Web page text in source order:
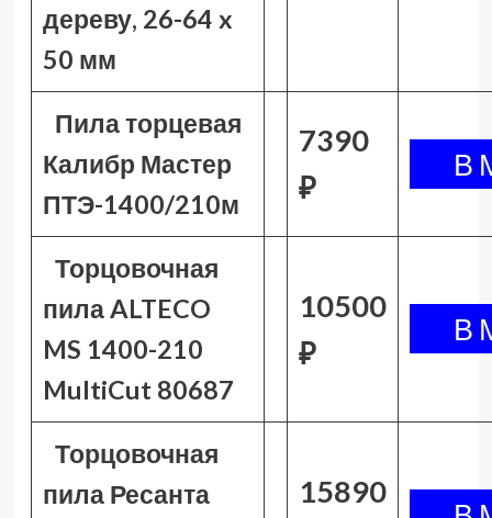
дереву, 26-64 x
50 мм
Пила торцевая
Калибр Мастер
ПТЭ-1400/210м
7390
₽
Торцовочная
пила ALTECO
MS 1400-210
MultiCut 80687
10500
₽
Торцовочная
пила Ресанта
15890